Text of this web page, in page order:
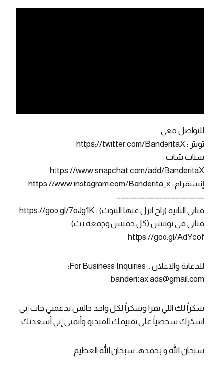
للتواصل معي
تويتر : https://twitter.com/BanderitaX
سناب شات :
https://www.snapchat.com/add/BanderitaX
إنستقرام : https://www.instagram.com/Banderita_x
——————————–
قناتي الثانية (راح انزل فيها البثوث) : https://goo.gl/7oJg1K
قناتي في تويتش (كل خميس وجمعة بث):
https://goo.gl/AdYcof
للدعاية والاعلان .. For Business Inquiries:
banderitax.ads@gmail.com
شكراً لك اللي تقرا وشكراً لكل واحد جالس يدعمني حاب إني
اشكرك شخصياً على تقييمك للفيديو وأتمنى إني أسعدتك .
سبحان الله و بحمدهـ سبحان الله العظيم